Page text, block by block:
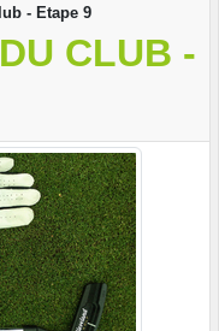
- Etape 9
CLUB -